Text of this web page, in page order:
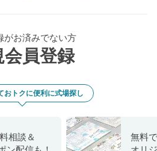
がお済みでない方
会員登録
おトクに便利に式場探し
相談＆
無料